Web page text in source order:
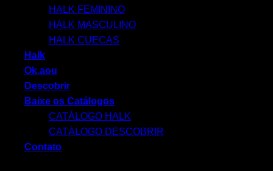
HALK FEMININO
HALK MASCULINO
HALK CUECAS
Halk
Ok.aou
Descobrir
Baixe os Catálogos
CATÁLOGO HALK
CATÁLOGO DESCOBRIR
Contato